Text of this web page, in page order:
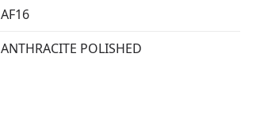
AF16
ANTHRACITE POLISHED